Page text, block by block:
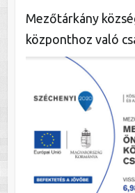
Mezőtárkány
központhoz való